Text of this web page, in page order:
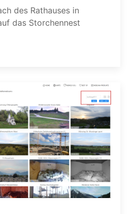
des Rathauses in
das Storchennest